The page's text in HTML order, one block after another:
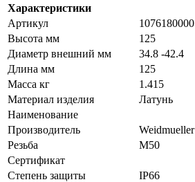
Характеристики
Артикул
1076180000
Высота мм
125
Диаметр внешний мм
34.8 -42.4
Длина мм
125
Масса кг
1.415
Материал изделия
Латунь
Наименование
Производитель
Weidmueller
Резьба
M50
Сертификат
Степень защиты
IP66